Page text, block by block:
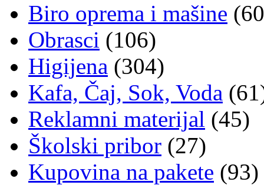
Biro oprema i mašine
Obrasci (106)
Higijena (304)
Kafa, Čaj, Sok, Voda
Reklamni materijal (45)
Školski pribor (27)
Kupovina na pakete (93)